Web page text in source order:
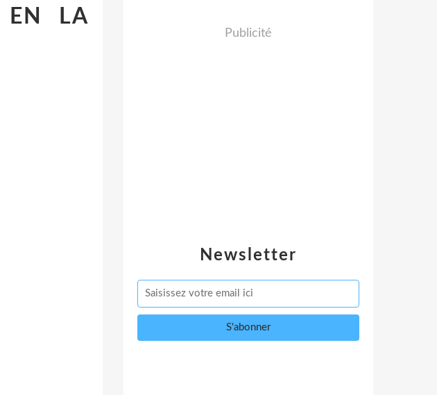
EN LA
Newsletter
Publicité